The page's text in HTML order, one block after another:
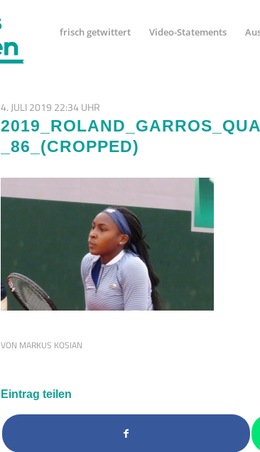
frisch getwittert Video-Statements
4. JULI 2019 22:34 UHR
_86_(CROPPED)
VON MARKUS KOSIAN
Eintrag teilen